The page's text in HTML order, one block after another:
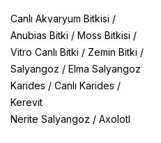
Canlı Akvaryum Bitkisi /
Anubias Bitki / Moss Bitkisi /
Vitro Canlı Bitki / Zemin Bitki /
Salyangoz / Elma Salyangoz
Karides / Canlı Karides /
Kerevit
Nerite Salyangoz / Axolotl